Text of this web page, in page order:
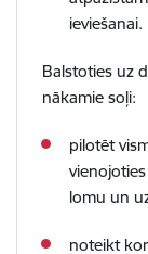
ieviešanai.
Balstoties uz
nākamie soļi:
pilotēt
lomu un
noteikt